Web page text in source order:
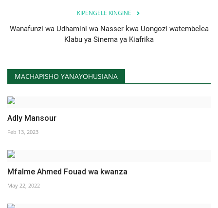
KIPENGELE KINGINE
Wanafunzi wa Udhamini wa Nasser kwa Uongozi watembelea
Klabu ya Sinema ya Kiafrika
MACHAPISHO YANAYOHUSIANA
Adly Mansour
Feb 13, 2023
Mfalme Ahmed Fouad wa kwanza
May 22, 2022